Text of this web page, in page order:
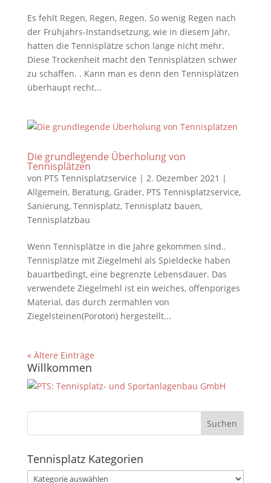
Es fehlt Regen, Regen, Regen. So wenig Regen nach
der Frühjahrs-Instandsetzung, wie in diesem Jahr,
hatten die Tennisplätze schon lange nicht mehr.
Diese Trockenheit macht den Tennisplätzen schwer
zu schaffen. . Kann man es denn den Tennisplätzen
überhaupt recht...
Die grundlegende Überholung von
Tennisplätzen
von PTS Tennisplatzservice | 2. Dezember 2021 |
Allgemein, Beratung, Grader, PTS Tennisplatzservice,
Sanierung, Tennisplatz, Tennisplatz bauen,
Tennisplatzbau
Wenn Tennisplätze in die Jahre gekommen sind..
Tennisplätze mit Ziegelmehl als Spieldecke haben
bauartbedingt, eine begrenzte Lebensdauer. Das
verwendete Ziegelmehl ist ein weiches, offenporiges
Material, das durch zermahlen von
Ziegelsteinen(Poroton) hergestellt...
« Ältere Einträge
Willkommen
Tennisplatz Kategorien
Tennisplatz